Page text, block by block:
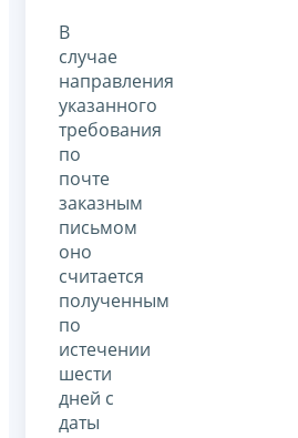
В
случае
направления
указанного
требования
по
почте
заказным
письмом
оно
считается
полученным
по
истечении
шести
дней с
даты